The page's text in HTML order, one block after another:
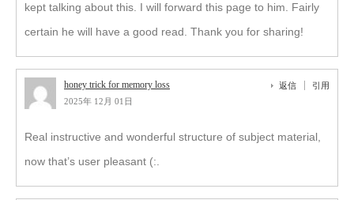
kept talking about this. I will forward this page to him. Fairly
certain he will have a good read. Thank you for sharing!
honey trick for memory loss
2025年 12月 01日
返信 引用
Real instructive and wonderful structure of subject material,
now that’s user pleasant (:.